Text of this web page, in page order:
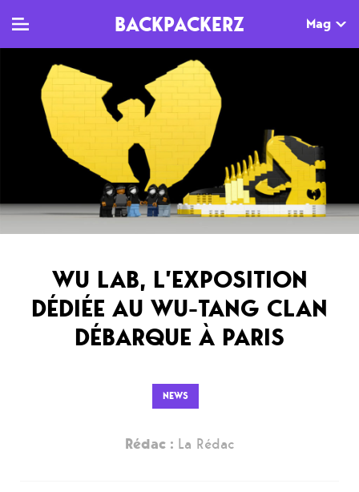
BACKPACKERZ Mag
TV
Clips
Documentaires
MAG
Tops
Interviews
Sorties
Newsletter
Paris
Festivals
WU LAB, L’EXPOSITION
DÉDIÉE AU WU-TANG CLAN
DÉBARQUE À PARIS
NEWS
Rédac : La Rédac